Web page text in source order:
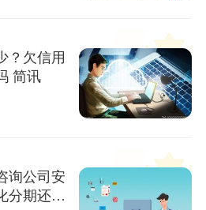
？欠信用
简讯
询公司安
分期还